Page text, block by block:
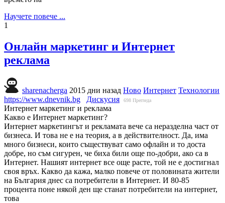
Научете повече ...
1
Онлайн маркетинг и Интернет
реклама
sharenacherga 2015 дни назад Ново Интернет Технологии
https://www.dnevnik.bg
Дискусия 698 Прегледа
Интернет маркетинг и реклама
Какво е Интернет маркетинг?
Интернет маркетингът и рекламата вече са неразделна част от
бизнеса. И това не е на теория, а в действителност. Да, има
много бизнеси, които съществуват само офлайн и то доста
добре, но съм сигурен, че биха били още по-добри, ако са в
Интернет. Нашият интернет все още расте, той не е достигнал
своя връх. Какво да кажа, малко повече от половината жители
на България днес са потребители в Интернет. И 80-85
процента поне някой ден ще станат потребители на интернет,
това